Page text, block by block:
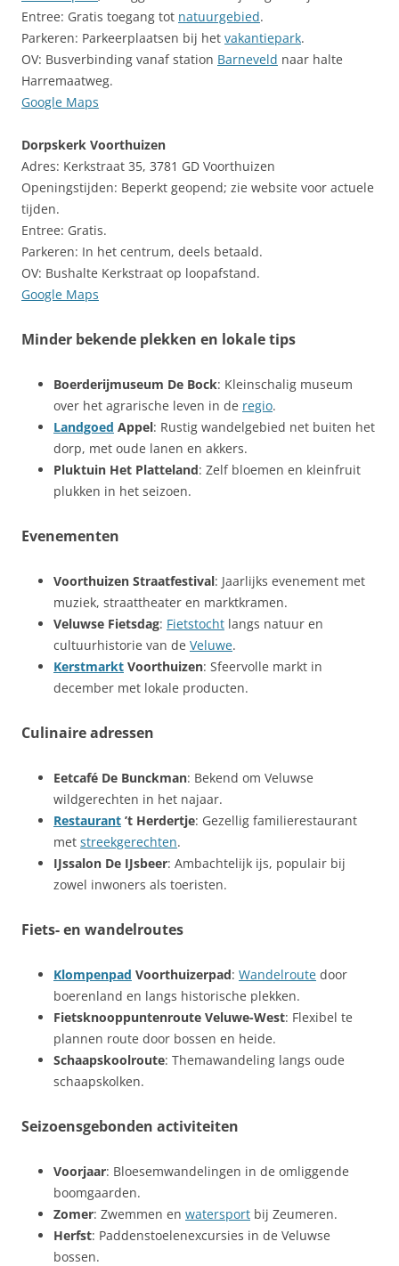
Entree: Gratis toegang tot natuurgebied.
Parkeren: Parkeerplaatsen bij het vakantiepark.
OV: Busverbinding vanaf station Barneveld naar halte
Harremaatweg.
Google Maps
Dorpskerk Voorthuizen
Adres: Kerkstraat 35, 3781 GD Voorthuizen
Openingstijden: Beperkt geopend; zie website voor actuele
tijden.
Entree: Gratis.
Parkeren: In het centrum, deels betaald.
OV: Bushalte Kerkstraat op loopafstand.
Google Maps
Minder bekende plekken en lokale tips
Boerderijmuseum De Bock: Kleinschalig museum
over het agrarische leven in de regio.
Landgoed Appel: Rustig wandelgebied net buiten het
dorp, met oude lanen en akkers.
Pluktuin Het Platteland: Zelf bloemen en kleinfruit
plukken in het seizoen.
Evenementen
Voorthuizen Straatfestival: Jaarlijks evenement met
muziek, straattheater en marktkramen.
Veluwse Fietsdag: Fietstocht langs natuur en
cultuurhistorie van de Veluwe.
Kerstmarkt Voorthuizen: Sfeervolle markt in
december met lokale producten.
Culinaire adressen
Eetcafé De Bunckman: Bekend om Veluwse
wildgerechten in het najaar.
Restaurant ’t Herdertje: Gezellig familierestaurant
met streekgerechten.
IJssalon De IJsbeer: Ambachtelijk ijs, populair bij
zowel inwoners als toeristen.
Fiets- en wandelroutes
Klompenpad Voorthuizerpad: Wandelroute door
boerenland en langs historische plekken.
Fietsknooppuntenroute Veluwe-West: Flexibel te
plannen route door bossen en heide.
Schaapskoolroute: Themawandeling langs oude
schaapskolken.
Seizoensgebonden activiteiten
Voorjaar: Bloesemwandelingen in de omliggende
boomgaarden.
Zomer: Zwemmen en watersport bij Zeumeren.
Herfst: Paddenstoelenexcursies in de Veluwse
bossen.